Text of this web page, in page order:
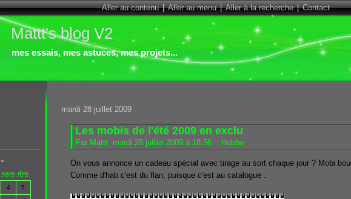
Aller au contenu|Aller au menu|Aller à la recherche|Contact
Mattt's blog V2
mes essais, mes astuces, mes projets...
mardi 28 juillet 2009
Les mobis de l'été 2009 en exclu
Par Mattt, mardi 28 juillet 2009 à 18:56 :: Habbo
On vous annonce un cadeau spécial avec tirage au sort chaque jour ? Mobi
Comme d'hab c'est du flan, puisque c'est au catalogue :
»
sam dim
4 5